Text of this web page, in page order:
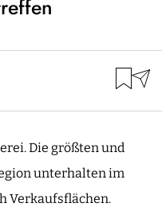
Die größten und
unterhalten im
Verkaufsflächen.